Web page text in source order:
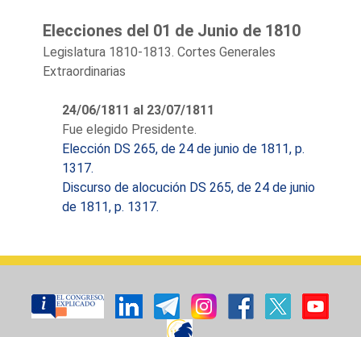
Fue diputado propietario por el
Principado de Cataluña en las
provincias ocupadas en parte
por los franceses. Después de
haber sido elegido diputado en
las Cortes Extraordinarias de
1810 quedó como suplente
para las ordinarias de 1813
25 de febrero de 1810, en el
le elige por 39 votos de los 48
electores.
Elecciones del 01 de Junio de 1810
Legislatura 1810-1813. Cortes Generales
Extraordinarias
24/06/1811 al 23/07/1811
Fue elegido Presidente.
Elección DS 265, de 24 de junio de 1811, p.
1317.
Discurso de alocución DS 265, de 24 de junio
de 1811, p. 1317.